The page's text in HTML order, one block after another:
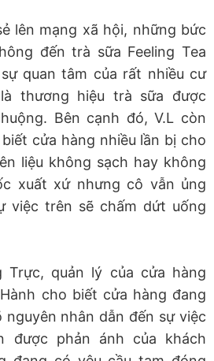
lên mạng xã hội, những bức
đến trà sữa Feeling Tea
quan tâm của rất nhiều cư
thương hiệu trà sữa được
Bên cạnh đó, V.L còn
cửa hàng nhiều lần bị cho
liệu không sạch hay không
xuất xứ nhưng cô vẫn ủng
việc trên sẽ chấm dứt uống
Trực, quản lý của cửa hàng
cho biết cửa hàng đang
nhân dẫn đến sự việc
được phản ánh của khách